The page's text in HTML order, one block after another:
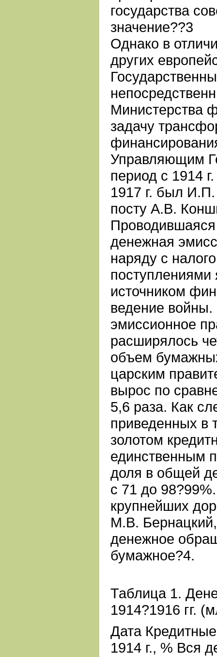
государства
значение??3
Однако в
других
Министерства
задачу
Управляющим
период с 1914
1917 г. был
посту А.В.
денежная
наряду с
источником
ведение войны.
эмиссионное
расширялось
объем
царским
вырос по
5,6 раза. Как
приведенных в
золотом
единственным
доля в общей
с 71 до
крупнейших
М.В.
денежное
бумажное?4.
Таблица 1.
1914?1916 гг.
Дата
1914 г., % Вся